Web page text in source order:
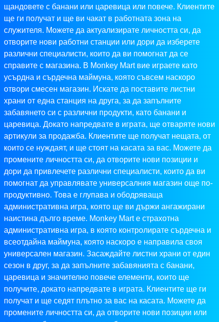
щандовете с банани или царевица или повече. Клиентите
ще ги получат и ще ви чакат в работната зона на
служителя. Можете да актуализирате личността си, да
отворите нови работни станции или дори да изберете
различни специалисти, които да ви помогнат да се
справите с магазина. В Monkey Mart вие играете като
усърдна и сърдечна маймуна, която съвсем наскоро
отвори смесен магазин. Искате да поставите листни
храни от една станция на друга, за да запълните
забавянето си с различни продукти, като банани и
царевица. Докато напредвате в играта, ще отваряте нови
артикули за продажба. Клиентите ще получат нещата, от
които се нуждаят, и ще стоят на касата за вас. Можете да
промените личността си, да отворите нови позиции и
дори да привлечете различни специалисти, които да ви
помогнат да управлявате универсалния магазин още по-
продуктивно. Това е глупава и ободряваща
административна игра, която ще ви държи ангажирани
наистина дълго време. Monkey Mart е страхотна
административна игра, в която контролирате сърдечна и
всеотдайна маймуна, която наскоро е направила своя
универсален магазин. Засаждайте листни храни от един
сезон в друг, за да запълните забавянията с банани,
царевица и значително повече елементи, които ще
получите, докато напредвате в играта. Клиентите ще ги
получат и ще седят плътно за вас на касата. Можете да
промените личността си, да отворите нови позиции или